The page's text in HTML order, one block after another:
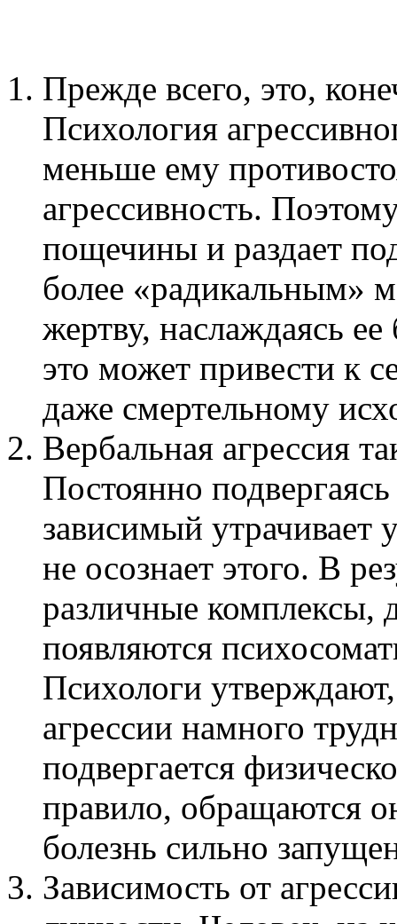
Прежде всего, это,
Психология
меньше ему
агрессивность.
пощечины и раздает
более «радикальным»
жертву, наслаждаясь
это может привести к
даже смертельному
Вербальная агрессия
Постоянно
зависимый утрачивает
не осознает этого. В
различные комплексы,
появляются
Психологи
агрессии намного
подвергается
правило, обращаются
болезнь сильно
Зависимость от